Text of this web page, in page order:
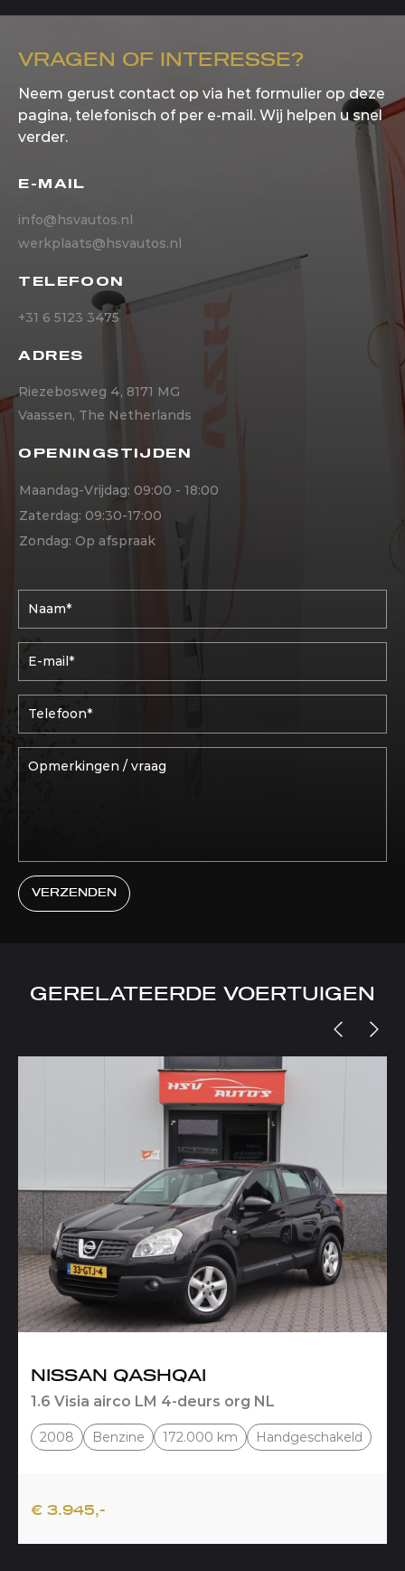
VRAGEN OF INTERESSE?
Neem gerust contact op via het formulier op deze
pagina, telefonisch of per e-mail. Wij helpen u snel
verder.
E-MAIL
info@hsvautos.nl
werkplaats@hsvautos.nl
TELEFOON
+31 6 5123 3475
ADRES
Riezebosweg 4, 8171 MG
Vaassen, The Netherlands
OPENINGSTIJDEN
Maandag-Vrijdag: 09:00 - 18:00
Zaterdag: 09:30-17:00
Zondag: Op afspraak
VERZENDEN
GERELATEERDE VOERTUIGEN
NISSAN QASHQAI
1.6 Visia airco LM 4-deurs org NL
2008 Benzine 172.000 km Handgeschakeld
€ 3.945,-